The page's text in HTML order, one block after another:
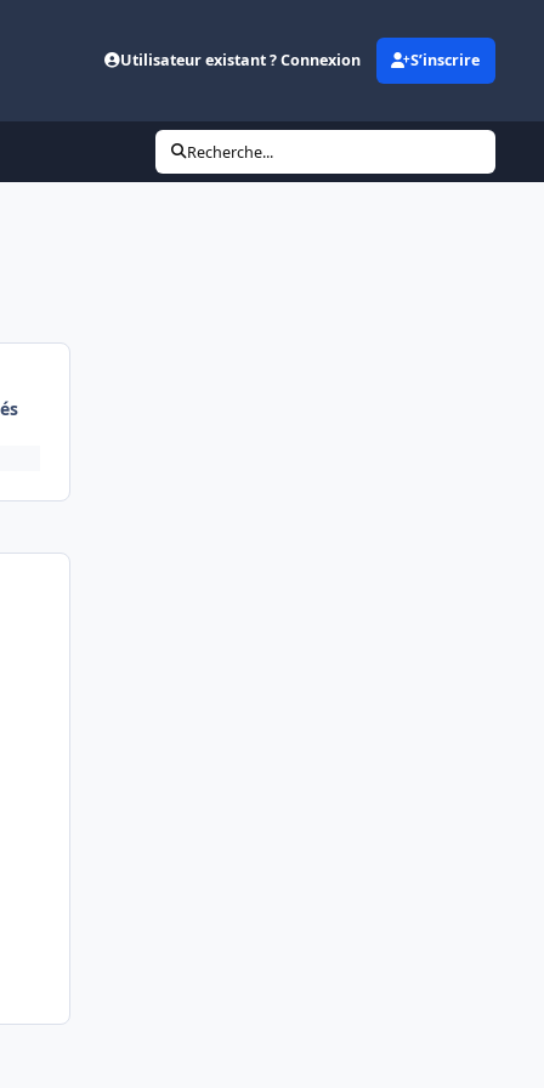
Utilisateur existant ? Connexion S’inscrire
Recherche...